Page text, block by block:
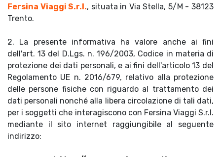
Fersina Viaggi S.r.l., situata in Via Stella, 5/M - 38123
Trento.
2. La presente informativa ha valore anche ai fini
dell'art. 13 del D.Lgs. n. 196/2003, Codice in materia di
protezione dei dati personali, e ai fini dell'articolo 13 del
Regolamento UE n. 2016/679, relativo alla protezione
delle persone fisiche con riguardo al trattamento dei
dati personali nonché alla libera circolazione di tali dati,
per i soggetti che interagiscono con Fersina Viaggi S.r.l.
mediante il sito internet raggiungibile al seguente
indirizzo: